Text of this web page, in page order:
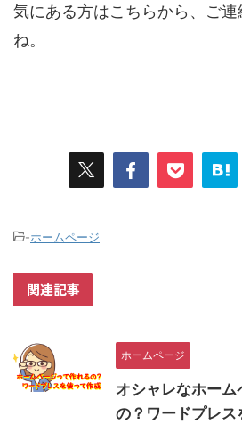
気にある方はこちらから、ご
ね。
-ホームページ
関連記事
ホームページ
オシャレなホーム
の？ワードプレ